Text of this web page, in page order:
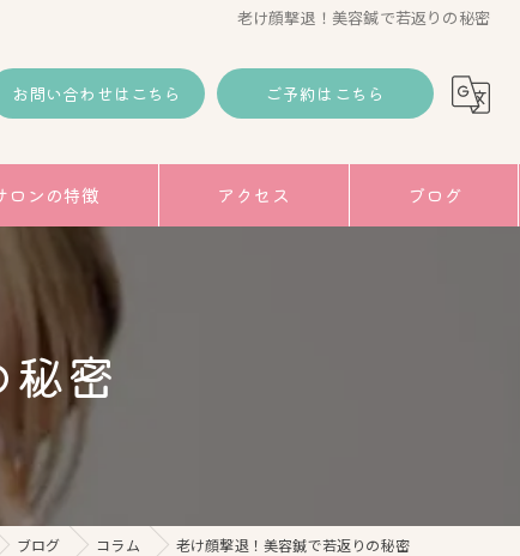
老け顔撃退！美容鍼で若返りの秘密
お問い合わせはこちら ご予約はこちら
ロンの特徴
ップ
アクセス ブログ
密
ブログ コラム 老け顔撃退！美容鍼で若返りの秘密